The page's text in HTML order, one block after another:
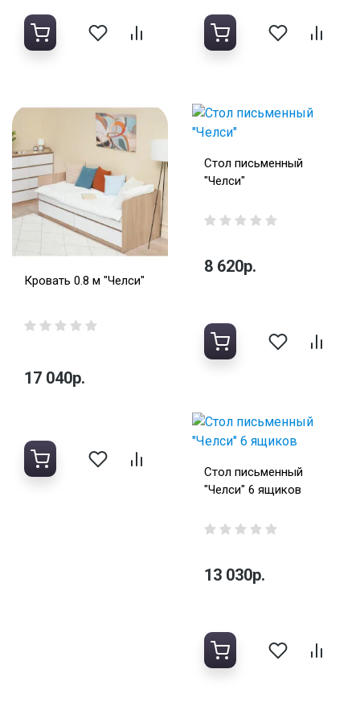
Кровать 0.8 м "Челси"
17 040р.
Стол письменный
"Челси"
8 620р.
Стол письменный
"Челси" 6 ящиков
13 030р.